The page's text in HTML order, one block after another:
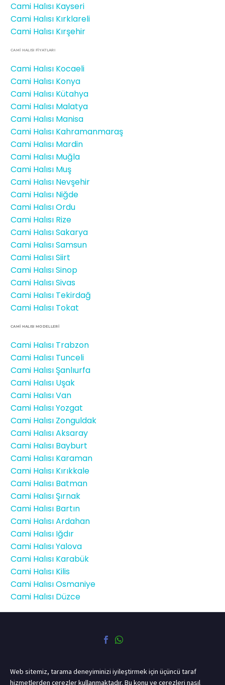
Cami Halısı Kayseri
Cami Halısı Kırklareli
Cami Halısı Kırşehir
CAMİ HALISI FIYATLARI
Cami Halısı Kocaeli
Cami Halısı Konya
Cami Halısı Kütahya
Cami Halısı Malatya
Cami Halısı Manisa
Cami Halısı Kahramanmaraş
Cami Halısı Mardin
Cami Halısı Muğla
Cami Halısı Muş
Cami Halısı Nevşehir
Cami Halısı Niğde
Cami Halısı Ordu
Cami Halısı Rize
Cami Halısı Sakarya
Cami Halısı Samsun
Cami Halısı Siirt
Cami Halısı Sinop
Cami Halısı Sivas
Cami Halısı Tekirdağ
Cami Halısı Tokat
CAMİ HALISI MODELLERI
Cami Halısı Trabzon
Cami Halısı Tunceli
Cami Halısı Şanlıurfa
Cami Halısı Uşak
Cami Halısı Van
Cami Halısı Yozgat
Cami Halısı Zonguldak
Cami Halısı Aksaray
Cami Halısı Bayburt
Cami Halısı Karaman
Cami Halısı Kırıkkale
Cami Halısı Batman
Cami Halısı Şırnak
Cami Halısı Bartın
Cami Halısı Ardahan
Cami Halısı Iğdır
Cami Halısı Yalova
Cami Halısı Karabük
Cami Halısı Kilis
Cami Halısı Osmaniye
Cami Halısı Düzce
Web sitemiz, tarama deneyiminizi iyileştirmek için üçüncü taraf
hizmetlerden çerezler kullanmaktadır. Bu konu ve çerezleri nasıl